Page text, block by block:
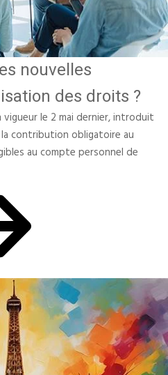
nouvelles
des droits ?
le 2 mai dernier, introduit
contribution obligatoire au
au compte personnel de